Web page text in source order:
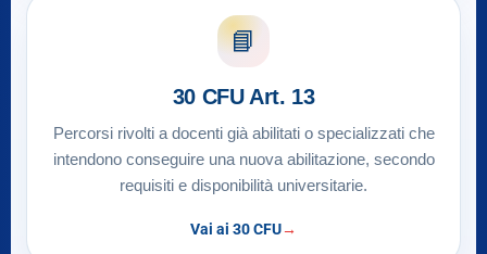
📘
30 CFU Art. 13
Percorsi rivolti a docenti già abilitati o specializzati che
intendono conseguire una nuova abilitazione, secondo
requisiti e disponibilità universitarie.
Vai ai 30 CFU